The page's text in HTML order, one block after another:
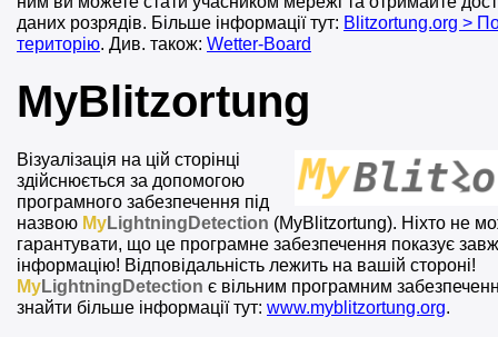
даних розрядів. Більше інформації тут: Blitzortung.org >
територію. Див. також: Wetter-Board
MyBlitzortung
Візуалізація на цій сторінці
здійснюється за допомогою
програмного забезпечення під
назвою MyLightningDetection (MyBlitzortung). Ніхто не
гарантувати, що це програмне забезпечення показує
інформацію! Відповідальність лежить на вашій стороні!
MyLightningDetection є вільним програмним
знайти більше інформації тут: www.myblitzortung.org.